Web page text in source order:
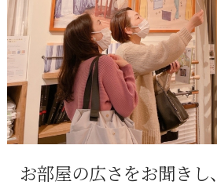
お部屋の広さをお聞きし、